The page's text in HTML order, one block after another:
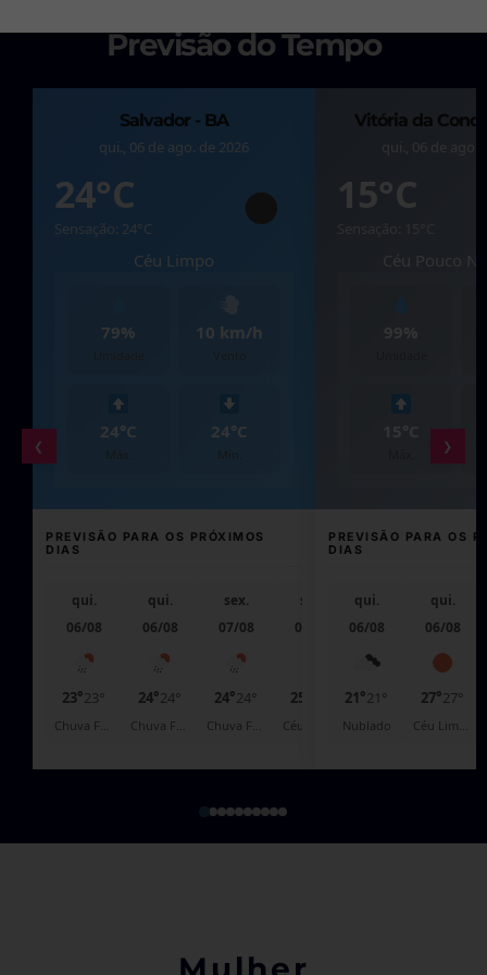
Previsão do Tempo
❮
Salvador - BA
qui., 06 de ago. de 2026
24°C
Sensação: 24°C
Céu Limpo
79%
Umidade
10 km/h
Vento
24°C
Máx.
24°C
Mín.
PREVISÃO PARA OS PRÓXIMOS
DIAS
qui.
06/08
23°23°
qui.
06/08
24°24°
sex.
07/08
24°24°
sex.
07/08
25°
sáb.
08/08
25°
Vitória da
qui., 06 de ago.
15°C
Céu Pouco
99%
PREVISÃO PARA OS
DIAS
qui.
06/08
21°21°
Nublado
qui.
06/08
27°27°
❯